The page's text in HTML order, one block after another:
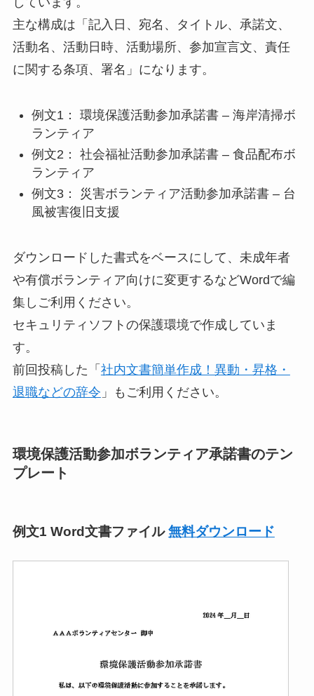
主な構成は「記入日、宛名、タイトル、承諾文、
活動名、活動日時、活動場所、参加宣言文、責任
に関する条項、署名」になります。
例文1： 環境保護活動参加承諾書 – 海岸清掃ボ
ランティア
例文2： 社会福祉活動参加承諾書 – 食品配布ボ
ランティア
例文3： 災害ボランティア活動参加承諾書 – 台
風被害復旧支援
ダウンロードした書式をベースにして、未成年者
や有償ボランティア向けに変更するなどWordで編
集しご利用ください。
セキュリティソフトの保護環境で作成していま
す。
前回投稿した「 社内文書簡単作成！異動・昇格・
退職などの辞令 」もご利用ください。
環境保護活動参加ボランティア承諾書のテン
プレート
例文1 Word文書ファイル無料ダウンロード